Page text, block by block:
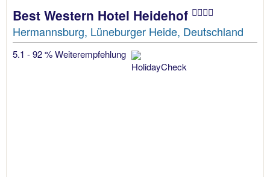
Best Western Hotel Heidehof
Hermannsburg, Lüneburger Heide, Deutschland
5.1 - 92 % Weiterempfehlung